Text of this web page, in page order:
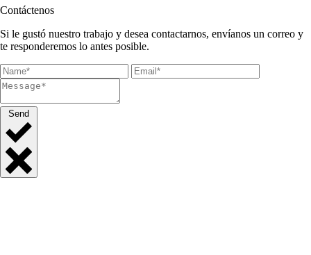
Contáctenos
Si le gustó nuestro trabajo y desea contactarnos, envíanos un correo y
te responderemos lo antes posible.
Send